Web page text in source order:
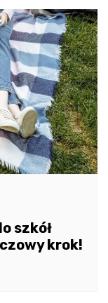
szkół
krok!